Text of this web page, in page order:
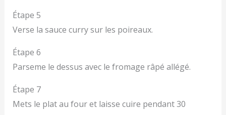
Étape 5
Verse la sauce curry sur les poireaux.
Étape 6
Parseme le dessus avec le fromage râpé allégé.
Étape 7
Mets le plat au four et laisse cuire pendant 30